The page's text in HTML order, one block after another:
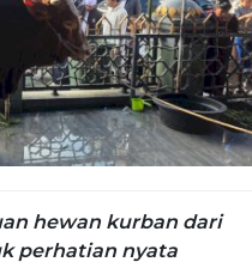
hewan kurban dari
perhatian nyata